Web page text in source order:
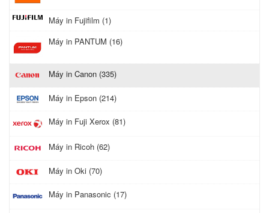
Máy in Fujifilm (1)
Máy in PANTUM (16)
Máy in Canon (335)
Máy in Epson (214)
Máy in Fuji Xerox (81)
Máy in Ricoh (62)
Máy in Oki (70)
Máy in Panasonic (17)